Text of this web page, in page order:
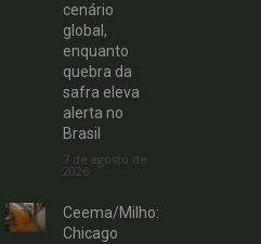
cenário
global,
enquanto
quebra da
safra eleva
alerta no
Brasil
7 de agosto de
2026
Ceema/Milho:
Chicago